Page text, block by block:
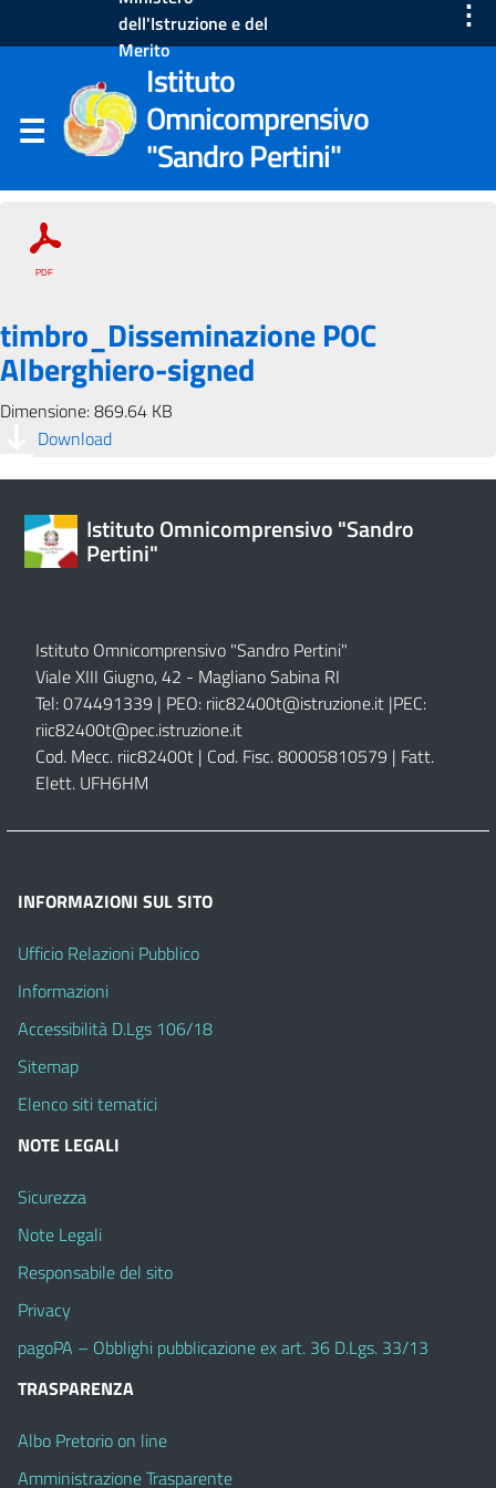
dell'Istruzione e del
Merito
⋮
Istituto
Omnicomprensivo
"Sandro Pertini"
timbro_Disseminazione POC
Alberghiero-signed
Dimensione: 869.64 KB
Download
Istituto Omnicomprensivo "Sandro
Pertini"
Istituto Omnicomprensivo "Sandro Pertini"
Viale XIII Giugno, 42 - Magliano Sabina RI
Tel: 074491339 | PEO: riic82400t@istruzione.it |PEC:
riic82400t@pec.istruzione.it
Cod. Mecc. riic82400t | Cod. Fisc. 80005810579 | Fatt.
Elett. UFH6HM
INFORMAZIONI SUL SITO
Ufficio Relazioni Pubblico
Informazioni
Accessibilità D.Lgs 106/18
Sitemap
Elenco siti tematici
NOTE LEGALI
Sicurezza
Note Legali
Responsabile del sito
Privacy
pagoPA – Obblighi pubblicazione ex art. 36 D.Lgs. 33/13
TRASPARENZA
Albo Pretorio on line
Amministrazione Trasparente